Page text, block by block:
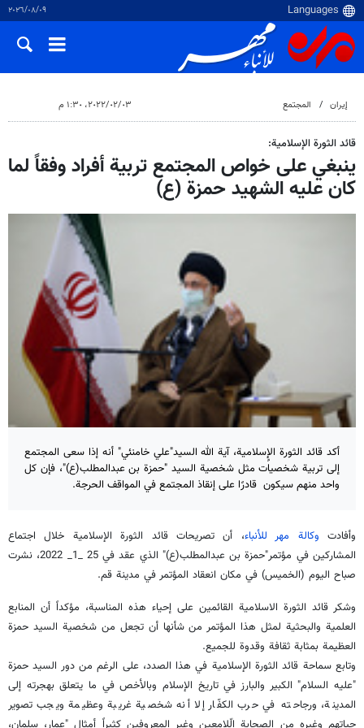
٠٩‏/٠٨‏/٢٠٢٦
إيران المجتمع ٠٣‏/٠٢‏/٢٠٢٢، ١:٣٠ م
قائد الثورة الإسلامية:
ينبغي على خواص المجتمع تربية أفراد وفقاً لما
كان عليه الشهيد حمزة (ع)
أكد قائد الثورة الإٍسلامية، آية الله السيد"علي خامنئي" أنه إذا سعى المجتمع
إلى تربية شخصيات مثل شخصية السيد "حمزة بن عبدالمطلب(ع)"، فإن كل
واحد منهم سيكون قادرًا على إنقاذ المجتمع في المواقف الحرجة.
وأفادت وكالة مهر للأنباء، أن تصريحات قائد الثورة الإسلامية خلال اجتماع
المشاركين في مؤتمر"حمزة بن عبدالمطلب(ع)" الذي عقد في 25 _1_ 2022، نشرت
صباح اليوم (الخميس) في مكان انعقاد المؤتمر في مدينة قم.
وشكر قائد الثورة الاسلامية القائمين على إحياء هذه المناسبة، مؤكداً أن المنابع
العلمية والبحثية لمثل هذا المؤتمر من شأنها أن تجعل من شخصية السيد حمزة
العظيمة بمثابة ثقافة وقدوة للجميع.
وتابع سماحة قائد الثورة الإسلامية في هذا الصدد، على الرغم من دور السيد حمزة
"عليه السلام" الكبير والبارز في تاريخ الإسلام وبالأخص في ما يتعلق بهجرته إلى
المدينة، ورجاحته في حرب الكفّار إلا أنه شخصية غريبة وعظيمة ويجب تصوير
حياتهم وغيره من الصحابة الّلامعين وغير المعروفين كثيراً أمثال "عمار، سلمان،